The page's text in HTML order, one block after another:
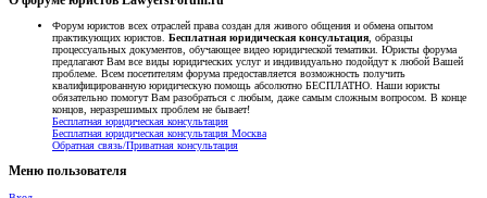
Форум юристов всех отраслей права создан для живого общения и обмена опытом
практикующих юристов. Бесплатная юридическая консультация, образцы
процессуальных документов, обучающее видео юридической тематики. Юристы форума
предлагают Вам все виды юридических услуг и индивидуально подойдут к любой Вашей
проблеме. Всем посетителям форума предоставляется возможность получить
квалифицированную юридическую помощь абсолютно БЕСПЛАТНО. Наши юристы
обязательно помогут Вам разобраться с любым, даже самым сложным вопросом. В конце
концов, неразрешимых проблем не бывает!
Бесплатная юридическая консультация
Бесплатная юридическая консультация Москва
Обратная связь/Приватная консультация
Меню пользователя